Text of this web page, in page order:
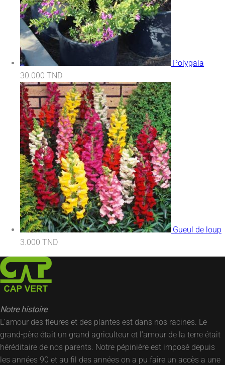
Polygala
30.000 TND
Gueul de loup
3.000 TND
Notre histoire
L’amour des fleures et des plantes est dans nos racines. Le
grand-père était un grand agriculteur et l’amour de la terre était
héréditaire de nos parents. Notre pépinière est imposé depuis
les années 90 et au fil des années on a pu faire un accès a une